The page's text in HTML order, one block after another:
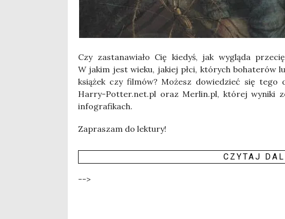
Czy zasta­na­wia­ło Cię kie­dyś, jak wyglą­da
W jakim jest wie­ku, jakiej płci, któ­rych boha­te­rów
ksią­żek czy fil­mów? Możesz dowie­dzieć się tego
Harry-Potter.net.pl oraz Merlin.pl, któ­rej wyni­ki
infografikach.
Zapra­szam do lektury!
CZY­TAJ
-->